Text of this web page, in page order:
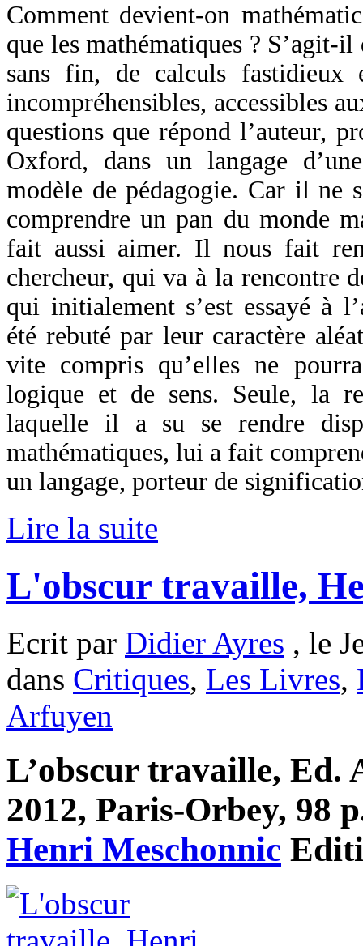
Comment devient-on
que les mathématiques ? S’agit-il
sans fin, de calculs fastidieux
incompréhensibles, accessibles
questions que répond l’auteur,
Oxford, dans un langage
modèle de pédagogie. Car il ne
comprendre un pan du monde
fait aussi aimer. Il nous fait
chercheur, qui va à la rencontre
qui initialement s’est essayé à
été rebuté par leur caractère
vite compris qu’elles ne
logique et de sens. Seule, la
laquelle il a su se rendre
mathématiques, lui a fait
un langage, porteur de
Lire la suite
L'obscur travaille,
Ecrit par Didier Ayres , le
dans Critiques, Les Livres,
Arfuyen
L’obscur travaille, Ed.
2012, Paris-Orbey, 98
Henri Meschonnic